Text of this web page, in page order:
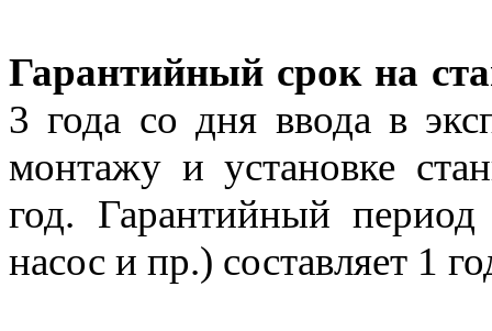
Гарантийный срок на
3 года со дня ввода в
монтажу и установке
год. Гарантийный
насос и пр.) составляет 1